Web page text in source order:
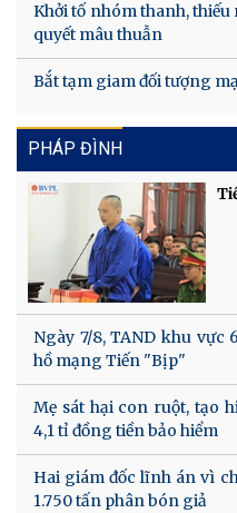
Khởi tố nhóm thanh,
quyết mâu thuẫn
Bắt tạm giam đối tượng
PHÁP ĐÌNH
Ngày 7/8, TAND khu vực
hồ mạng Tiến "Bịp"
Mẹ sát hại con ruột, tạo
4,1 tỉ đồng tiền bảo hiểm
Hai giám đốc lĩnh án vì
1.750 tấn phân bón giả